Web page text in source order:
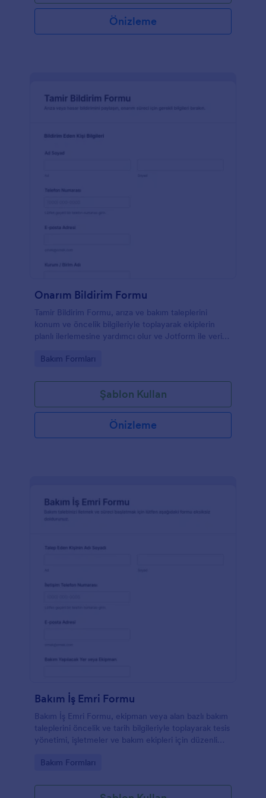
Önizleme
Onarım Bildirim Formu
Tamir Bildirim Formu, arıza ve bakım taleplerini
konum ve öncelik bilgileriyle toplayarak ekiplerin
planlı ilerlemesine yardımcı olur ve Jotform ile veri
Go to Category:
Bakım Formları
Şablon Kullan
Önizleme
Bakım İş Emri Formu
Bakım İş Emri Formu, ekipman veya alan bazlı bakım
taleplerini öncelik ve tarih bilgileriyle toplayarak tesis
yönetimi, işletmeler ve bakım ekipleri için düzenli
Go to Category:
Bakım Formları